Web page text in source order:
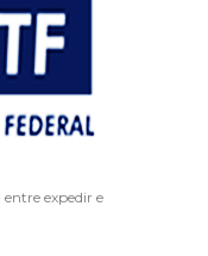
entre expedir e